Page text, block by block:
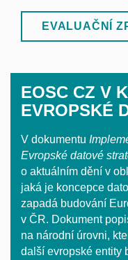
EVALUAČNÍ
EOSC CZ V
EVROPSKÉ
V dokumentu
Evropské datové
o aktuálním dění v
jaká je koncepce
zapadá budování
v ČR. Dokument
na národní úrovni,
další evropské entity